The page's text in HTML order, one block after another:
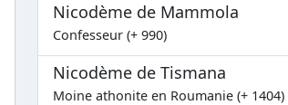
Nicodème de Mammola
Confesseur (+ 990)
Nicodème de Tismana
Moine athonite en Roumanie (+ 1404)